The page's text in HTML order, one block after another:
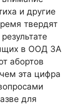
и другие
твердят
в ООД ЗА
абортов
эта цифра
для